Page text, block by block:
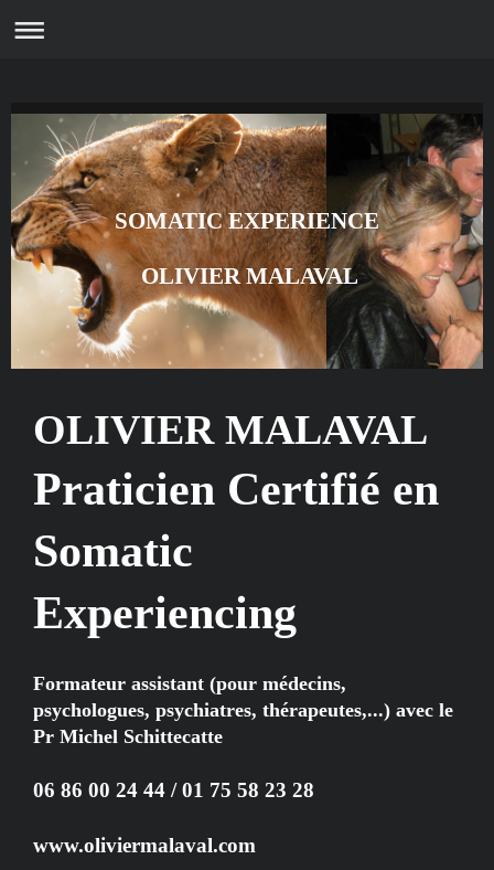
SOMATIC EXPERIENCE
OLIVIER MALAVAL
OLIVIER MALAVAL
Praticien Certifié en
Somatic
Experiencing
Formateur assistant (pour médecins,
psychologues, psychiatres, thérapeutes,...) avec le
Pr Michel Schittecatte
06 86 00 24 44 / 01 75 58 23 28
www.oliviermalaval.com